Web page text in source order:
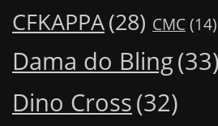
CFKAPPA(28) CMC (14)
Dama do Bling(33)
Dino Cross(32)